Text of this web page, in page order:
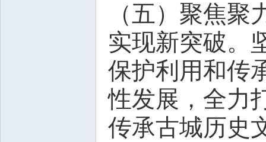
（五）聚焦
实现新突破。
保护利用和传
性发展，全力
传承古城历史